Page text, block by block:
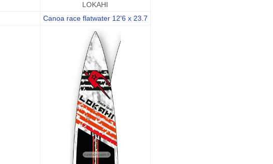
LOKAHI
Canoa race flatwater 12'6 x 23.7